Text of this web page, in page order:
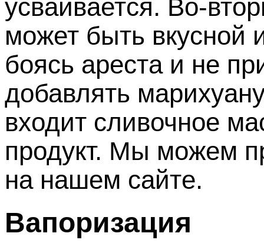
усваивается. Во-
может быть вкусной
боясь ареста и не
добавлять
входит сливочное
продукт. Мы можем
на нашем сайте.
Вапоризация